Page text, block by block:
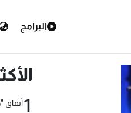
البرامج
1أنفاق